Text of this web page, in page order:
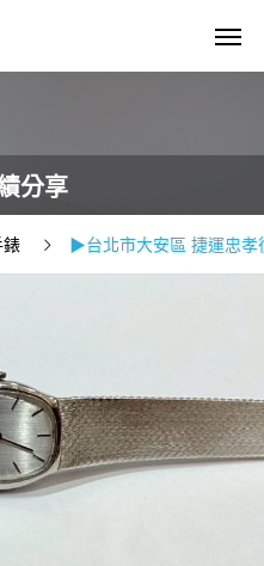
分享
錶 ▶台北市大安區 捷運忠